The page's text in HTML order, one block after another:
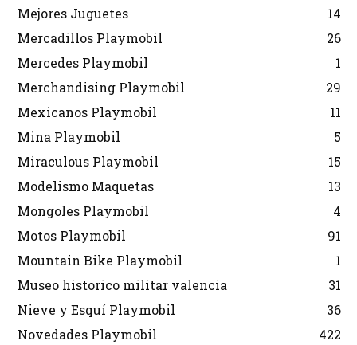
Mejores Juguetes
14
Mercadillos Playmobil
26
Mercedes Playmobil
1
Merchandising Playmobil
29
Mexicanos Playmobil
11
Mina Playmobil
5
Miraculous Playmobil
15
Modelismo Maquetas
13
Mongoles Playmobil
4
Motos Playmobil
91
Mountain Bike Playmobil
1
Museo historico militar valencia
31
Nieve y Esquí Playmobil
36
Novedades Playmobil
422